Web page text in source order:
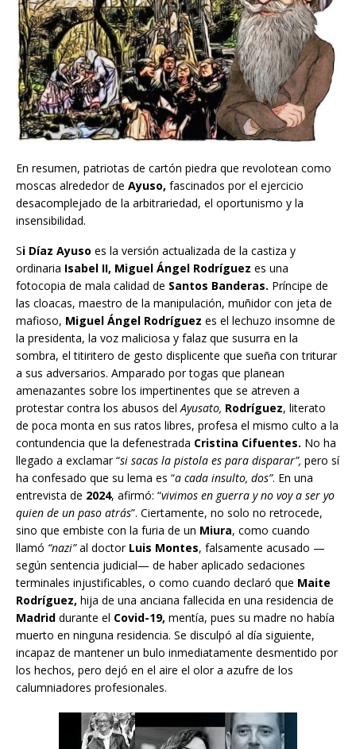
En resumen, patriotas de cartón piedra que revolotean como
moscas alrededor de Ayuso, fascinados por el ejercicio
desacomplejado de la arbitrariedad, el oportunismo y la
insensibilidad.
Si Díaz Ayuso es la versión actualizada de la castiza y
ordinaria Isabel II, Miguel Ángel Rodríguez es una
fotocopia de mala calidad de Santos Banderas. Príncipe de
las cloacas, maestro de la manipulación, muñidor con jeta de
mafioso, Miguel Ángel Rodríguez es el lechuzo insomne de
la presidenta, la voz maliciosa y falaz que susurra en la
sombra, el titiritero de gesto displicente que sueña con triturar
a sus adversarios. Amparado por togas que planean
amenazantes sobre los impertinentes que se atreven a
protestar contra los abusos del Ayusato, Rodríguez, literato
de poca monta en sus ratos libres, profesa el mismo culto a la
contundencia que la defenestrada Cristina Cifuentes. No ha
llegado a exclamar “si sacas la pistola es para disparar”, pero sí
ha confesado que su lema es “a cada insulto, dos”. En una
entrevista de 2024, afirmó: “vivimos en guerra y no voy a ser yo
quien de un paso atrás”. Ciertamente, no solo no retrocede,
sino que embiste con la furia de un Miura, como cuando
llamó “nazi”al doctor Luis Montes, falsamente acusado —
según sentencia judicial— de haber aplicado sedaciones
terminales injustificables, o como cuando declaró que Maite
Rodríguez, hija de una anciana fallecida en una residencia de
Madrid durante el Covid-19, mentía, pues su madre no había
muerto en ninguna residencia. Se disculpó al día siguiente,
incapaz de mantener un bulo inmediatamente desmentido por
los hechos, pero dejó en el aire el olor a azufre de los
calumniadores profesionales.